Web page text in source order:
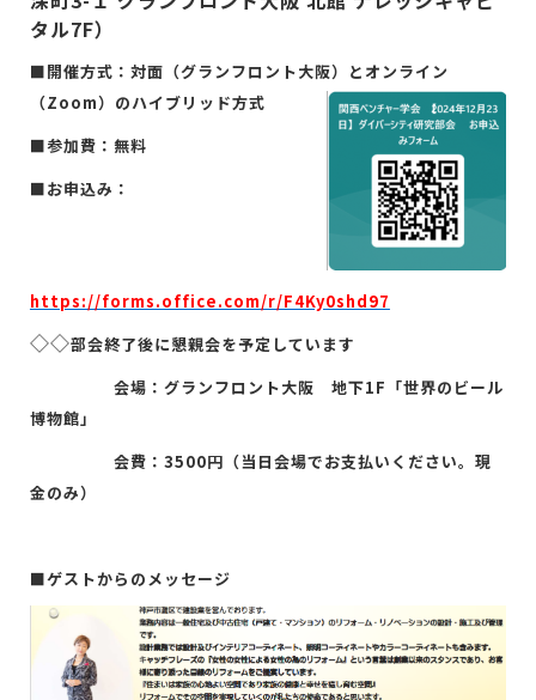
タル7F）
■開催方式：対面（グランフロント大阪）とオンライン
（Zoom）のハイブリッド方式
■参加費：無料
■お申込み：
https://forms.office.com/r/F4Ky0shd97
◇◇部会終了後に懇親会を予定しています
会場：グランフロント大阪 地下1F「世界のビール
博物館」
会費：3500円（当日会場でお支払いください。現
金のみ）
■ゲストからのメッセージ